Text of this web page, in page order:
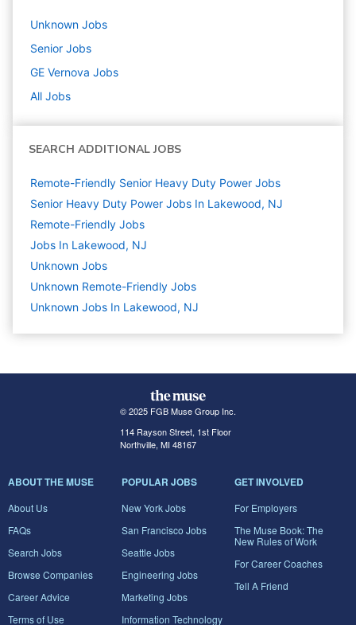
Unknown Jobs
Senior Jobs
GE Vernova Jobs
All Jobs
SEARCH ADDITIONAL JOBS
Remote-Friendly Senior Heavy Duty Power Jobs
Senior Heavy Duty Power Jobs In Lakewood, NJ
Remote-Friendly Jobs
Jobs In Lakewood, NJ
Unknown Jobs
Unknown Remote-Friendly Jobs
Unknown Jobs In Lakewood, NJ
© 2025 FGB Muse Group Inc.
114 Rayson Street, 1st Floor
Northville, MI 48167
ABOUT THE MUSE
About Us
FAQs
Search Jobs
Browse Companies
Career Advice
Terms of Use
POPULAR JOBS
New York Jobs
San Francisco Jobs
Seattle Jobs
Engineering Jobs
Marketing Jobs
Information Technology
GET INVOLVED
For Employers
The Muse Book: The
New Rules of Work
For Career Coaches
Tell A Friend